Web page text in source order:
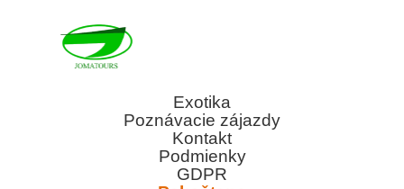
Exotika
Poznávacie zájazdy
Kontakt
Podmienky
GDPR